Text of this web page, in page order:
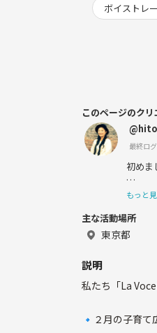
ボイストレ
このページのクリ
最終ロ
初めま
ボイス
本業は
もっと
主な活動場所
東京都
説明
私たち「La
🔹２月の子育て